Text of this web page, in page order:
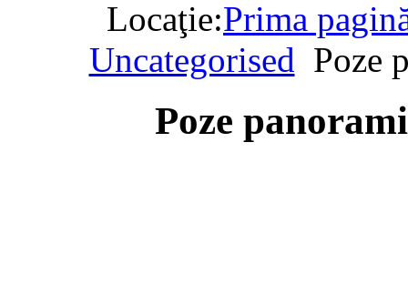
Locaţie:Prima
Uncategorised Poze
Poze